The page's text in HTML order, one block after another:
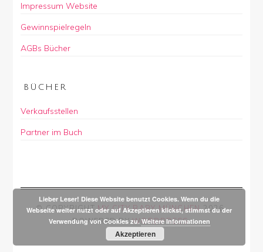
Impressum Website
Gewinnspielregeln
AGBs Bücher
BÜCHER
Verkaufsstellen
Partner im Buch
© COPYRIGHTMY CITY BABY MÜNCHEN 2026.
POWERED BYWORDPRESS.
Lieber Leser! Diese Website benutzt Cookies. Wenn du die
Webseite weiter nutzt oder auf Akzeptieren klickst, stimmst du der
Verwendung von Cookies zu. Weitere Informationen
Akzeptieren